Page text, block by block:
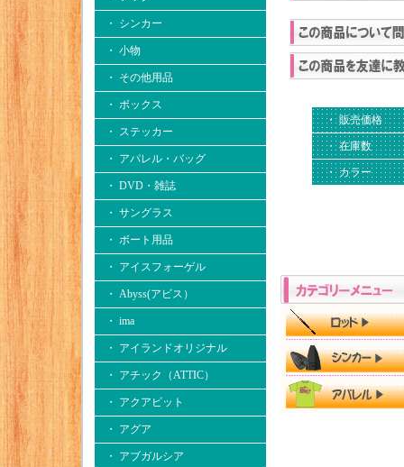
・ シンカー
・ 小物
・ その他用品
・ ボックス
・ ステッカー
・ アパレル・バッグ
・ DVD・雑誌
・ サングラス
・ ボート用品
・ アイスフォーゲル
・ Abyss(アビス）
・ ima
・ アイランドオリジナル
・ アチック（ATTIC）
・ アクアビット
・ アグア
・ アブガルシア
・ 販売価格
・ 在庫数
・ カラー